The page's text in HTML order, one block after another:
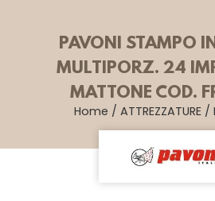
PAVONI STAMPO
MULTIPORZ. 24
MATTONE COD.
Home / ATTREZZATURE/